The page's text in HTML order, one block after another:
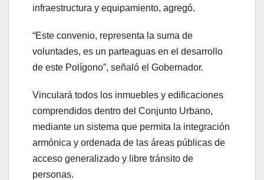
infraestructura y equipamiento, agregó.
“Este convenio, representa la suma de
voluntades, es un parteaguas en el desarrollo
de este Polígono”, señaló el Gobernador.
Vinculará todos los inmuebles y edificaciones
comprendidos dentro del Conjunto Urbano,
mediante un sistema que permita la integración
armónica y ordenada de las áreas públicas de
acceso generalizado y libre tránsito de
personas.